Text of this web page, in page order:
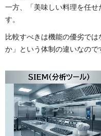
一方、「美味しい料理を任
す。
比較すべきは機能の優劣で
か」という体制の違いなので